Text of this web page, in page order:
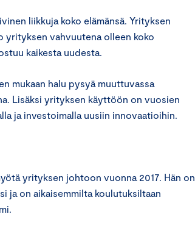
liikkuja koko elämänsä. Yrityksen
yrityksen vahvuutena olleen koko
kaikesta uudesta.
mukaan halu pysyä muuttuvassa
Lisäksi yrityksen käyttöön on vuosien
ja investoimalla uusiin innovaatioihin.
yrityksen johtoon vuonna 2017. Hän on
ja on aikaisemmilta koulutuksiltaan